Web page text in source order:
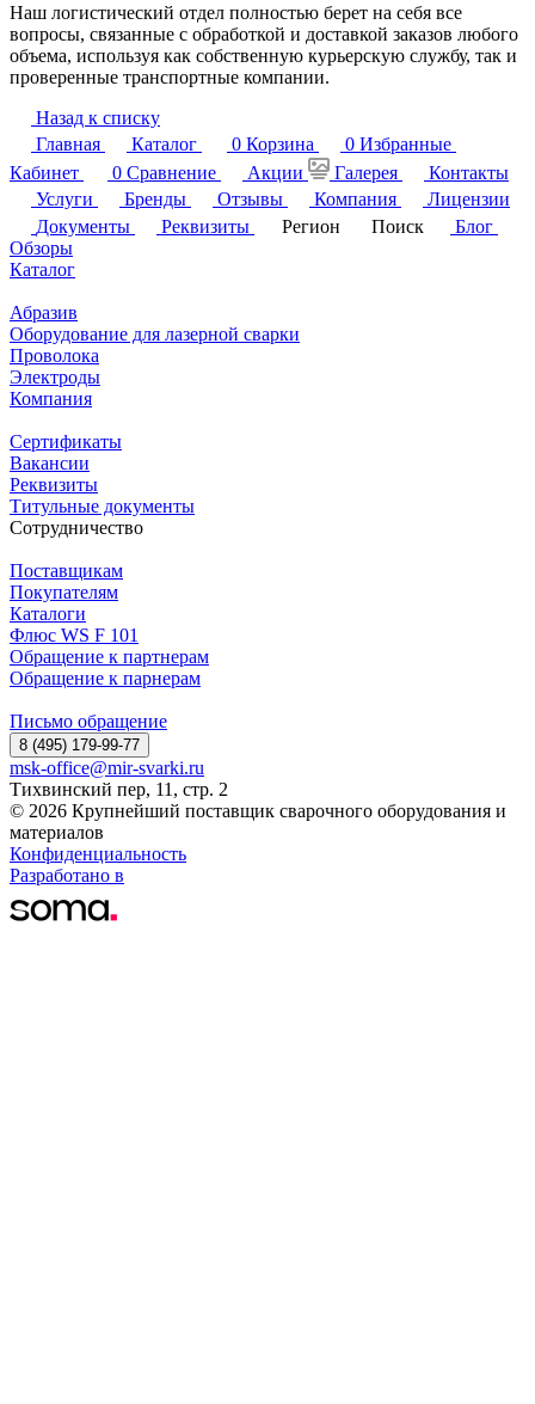
Наш логистический отдел полностью берет на себя все
вопросы, связанные с обработкой и доставкой заказов любого
объема, используя как собственную курьерскую службу, так и
проверенные транспортные компании.
Назад к списку
Главная
Каталог 0 Корзина 0 Избранные
Кабинет
0 Сравнение Акции Галерея
Контакты
Услуги
Бренды Отзывы Компания
Лицензии
Документы
Реквизиты Регион Поиск
Блог
Обзоры
Каталог
Абразив
Оборудование для лазерной сварки
Проволока
Электроды
Компания
Сертификаты
Вакансии
Реквизиты
Титульные документы
Сотрудничество
Поставщикам
Покупателям
Каталоги
Флюс WS F 101
Обращение к партнерам
Обращение к парнерам
Письмо обращение
8 (495) 179-99-77
msk-office@mir-svarki.ru
Тихвинский пер, 11, стр. 2
© 2026 Крупнейший поставщик сварочного оборудования и
материалов
Конфиденциальность
Разработано в